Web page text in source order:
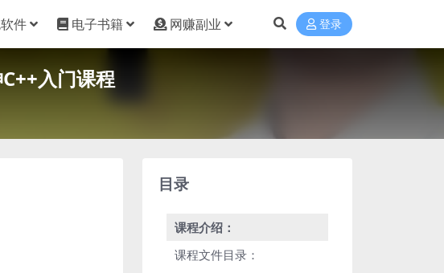
件 电子书籍 网赚副业 登录
入门课程
目录
课程介绍：
课程文件目录：